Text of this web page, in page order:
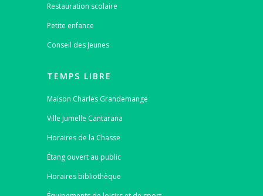
Restauration scolaire
Petite enfance
Conseil des Jeunes
TEMPS LIBRE
Maison Charles Grandemange
Ville Jumelle Cantarana
Horaires de la Chasse
Étang ouvert au public
Horaires bibliothèque